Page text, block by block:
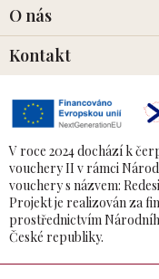
O nás
Kontakt
V roce 2024 dochází k
vouchery II v rámci
vouchery s názvem:
Projekt je realizován za
prostřednictvím
České republiky.